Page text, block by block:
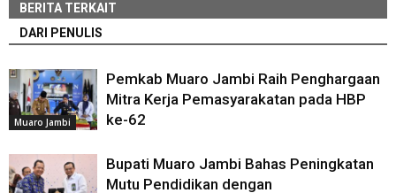
BERITA TERKAIT
DARI PENULIS
Muaro Jambi
Pemkab Muaro Jambi Raih Penghargaan
Mitra Kerja Pemasyarakatan pada HBP
ke-62
Bupati Muaro Jambi Bahas Peningkatan
Mutu Pendidikan dengan